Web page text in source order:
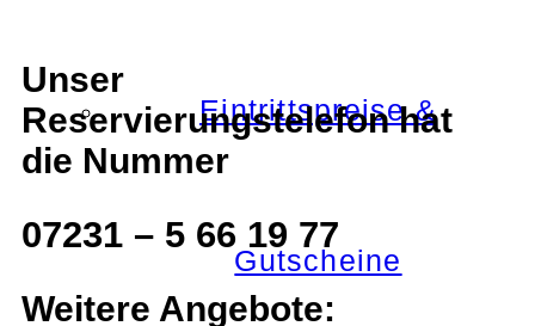
Eintrittspreise &
Gutscheine
Unser
Reservierungstelefon hat
die Nummer
07231 – 5 66 19 77
Weitere Angebote: